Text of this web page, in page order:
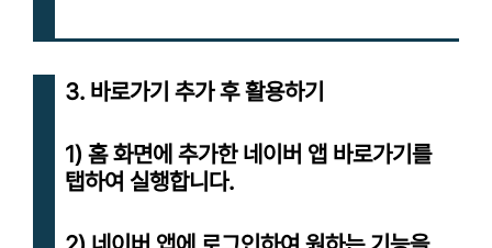
3. 바로가기 추가 후 활용하기
1) 홈 화면에 추가한 네이버 앱 바로가기를
탭하여 실행합니다.